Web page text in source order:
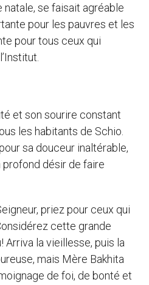
se faisait agréable
pour les pauvres et les
pour tous ceux qui
et son sourire constant
les habitants de Schio.
sa douceur inaltérable,
désir de faire
priez pour ceux qui
cette grande
Arriva la vieillesse, puis la
mais Mère Bakhita
de foi, de bonté et